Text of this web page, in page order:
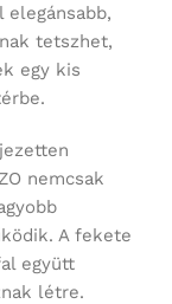
tetszhet,
egy kis
nemcsak
A fekete
együtt
létre.